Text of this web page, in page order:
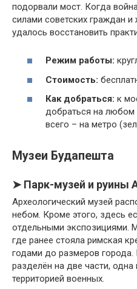
подорвали мост. Когда
силами советских граждан и
удалось восстановить
Режим работы:
Стоимость:
Как добраться: к
добраться на любом
всего – на метро
Музеи Будапешта
➤ Парк-музей и руины
Археологический музей
небом. Кроме этого, здесь
отдельными экспозициями.
где ранее стояла римская
годами до размеров
разделён на две части, одна
территорией военных.